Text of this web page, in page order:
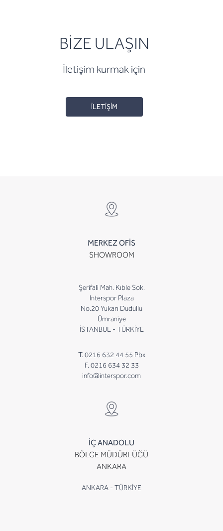
BİZE ULAŞIN
İletişim kurmak için
İLETİŞİM
MERKEZ OFİS
SHOWROOM
Şerifali Mah. Kıble Sok.
Interspor Plaza
No.20 Yukarı Dudullu
Ümraniye
İSTANBUL - TÜRKİYE
T. 0216 632 44 55 Pbx
F. 0216 634 32 33
info@interspor.com
İÇ ANADOLU
BÖLGE MÜDÜRLÜĞÜ
ANKARA
ANKARA - TÜRKİYE